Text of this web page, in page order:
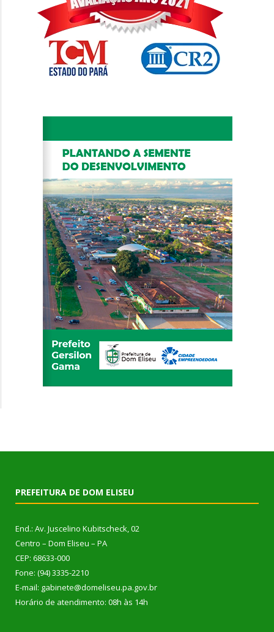
PREFEITURA DE DOM ELISEU
End.: Av. Juscelino Kubitscheck, 02
Centro – Dom Eliseu – PA
CEP: 68633-000
Fone: (94) 3335-2210
E-mail: gabinete@domeliseu.pa.gov.br
Horário de atendimento: 08h às 14h